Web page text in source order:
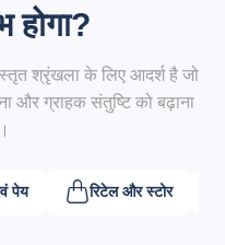
होगा?
श्रृंखला के लिए आदर्श है जो
और ग्राहक संतुष्टि को बढ़ाना
पेय रिटेल और स्टोर